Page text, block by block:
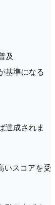
及
基準になる
達成されま
いスコアを受